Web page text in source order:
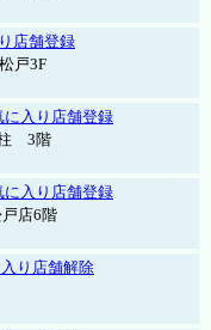
店舗登録
戸3F
に入り店舗登録
柱 3階
に入り店舗登録
店6階
り店舗解除